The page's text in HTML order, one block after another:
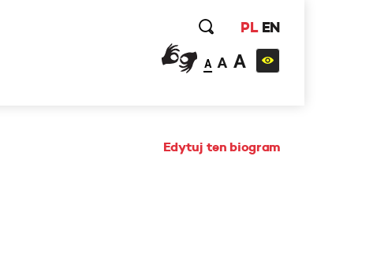
PL EN
A A A
Edytuj ten biogram